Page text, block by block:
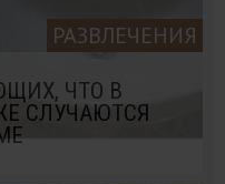
РАЗВЛЕЧЕНИЯ
ЧТО В
СЛУЧАЮТСЯ